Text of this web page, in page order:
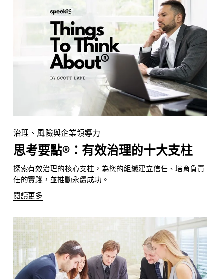
治理、風險與企業領導力
思考要點®：有效治理的十大支柱
探索有效治理的核心支柱，為您的組織建立信任、培育負責
任的實踐，並推動永續成功。
閱讀更多